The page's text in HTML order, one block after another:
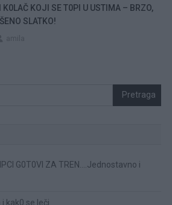
K0LAČ KOJI SE T0PI U USTIMA – BRZO,
SLATKO!
Pretraga
G0T0VI ZA TREN….Jednostavno i
kak0 se leči